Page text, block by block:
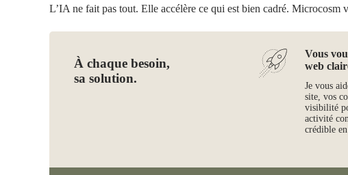
L’IA ne fait pas tout. Elle accélère ce qui est bien cadré.
À chaque besoin,
sa solution.
Vous
web
Je vous
site, vos
visibilité
activité
crédible